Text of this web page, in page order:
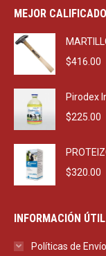
MEJOR
$416.00
Pirodex
$225.00
$320.00
INFORMACIÓN ÚTIL
Políticas de Envío